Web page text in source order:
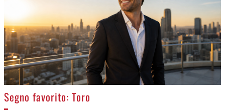
>
Segno favorito: Toro